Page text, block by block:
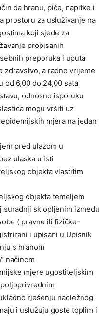
da hranu, piće, napitke i
prostoru za usluživanje na
koji sjede za
propisanih
preporuka i uputa
zdravstvo, a radno vrijeme
od 6,00 do 24,00 sata
odnosno isporuku
mogu vršiti uz
mjera na jedan
pred ulazom u
ulaska u isti
objekta vlastitim
objekta temeljem
suradnji sklopljenim između
( pravne ili fizičke-
i upisani u Upisnik
s hranom
načinom
mjere ugostiteljskim
rješenju nadležnog
i uslužuju goste toplim i